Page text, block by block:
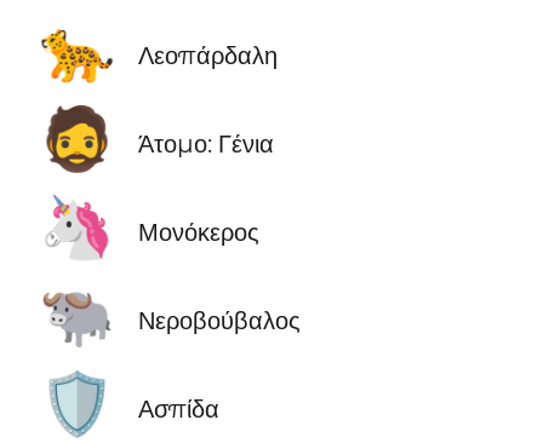
🐆 Λεοπάρδαλη
🧔 Άτομο: Γένια
🦄 Μονόκερος
🐃 Νεροβούβαλος
🛡️ Ασπίδα